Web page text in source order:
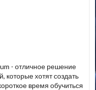
- отличное решение
хотят создать
время обучиться